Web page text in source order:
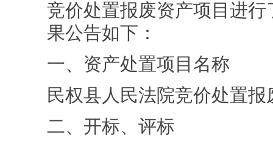
竞价处置报废资产项目进
果公告如下：
一、资产处置项目名称
民权县人民法院竞价处置
二、开标、评标